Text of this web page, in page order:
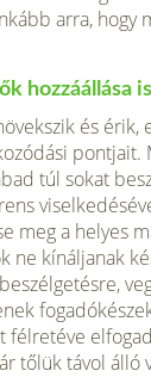
arra,
hozzáállása
és érik,
túl sokat
meg a helyes
ne kínáljanak
félretéve
tőlük távol álló